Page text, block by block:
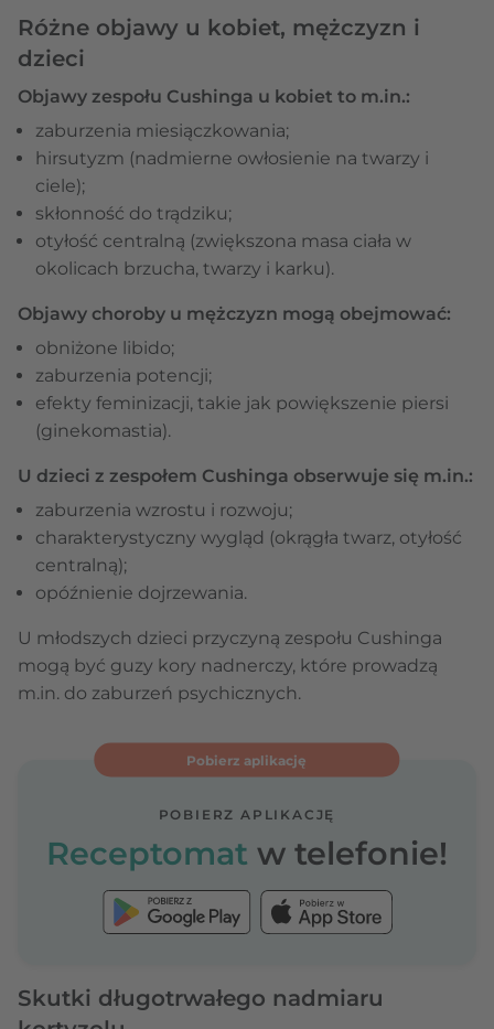
Różne objawy u kobiet, mężczyzn i
dzieci
Objawy zespołu Cushinga u kobiet to m.in.:
zaburzenia miesiączkowania;
hirsutyzm (nadmierne owłosienie na twarzy i
ciele);
skłonność do trądziku;
otyłość centralną (zwiększona masa ciała w
okolicach brzucha, twarzy i karku).
Objawy choroby u mężczyzn mogą obejmować:
obniżone libido;
zaburzenia potencji;
efekty feminizacji, takie jak powiększenie piersi
(ginekomastia).
U dzieci z zespołem Cushinga obserwuje się m.in.:
zaburzenia wzrostu i rozwoju;
charakterystyczny wygląd (okrągła twarz, otyłość
centralną);
opóźnienie dojrzewania.
U młodszych dzieci przyczyną zespołu Cushinga
mogą być guzy kory nadnerczy, które prowadzą
m.in. do zaburzeń psychicznych.
Pobierz aplikację
POBIERZ APLIKACJĘ
Receptomat w telefonie!
Skutki długotrwałego nadmiaru